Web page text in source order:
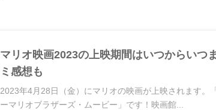
マリオ映画2023の上映期間はいつからいつ
ミ感想も
2023年4月28日（金）にマリオの映画が上映されます。
ーマリオブラザーズ・ムービー」です！映画館...